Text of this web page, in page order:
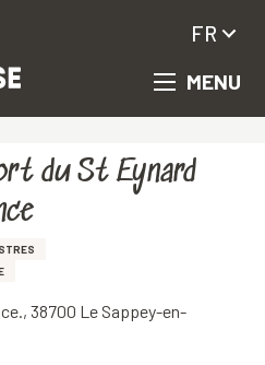
MENU
FR
du St Eynard
38700 Le Sappey-en-